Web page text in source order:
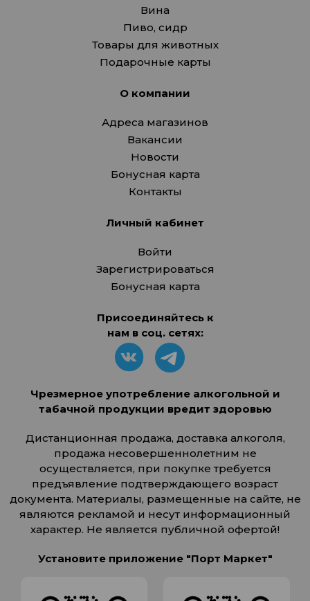
Вина
Пиво, сидр
Товары для животных
Подарочные карты
О компании
Адреса магазинов
Вакансии
Новости
Бонусная карта
Контакты
Личный кабинет
Войти
Зарегистрироваться
Бонусная карта
Присоединяйтесь к
нам в соц. сетях:
Чрезмерное употребление алкогольной и
табачной продукции вредит здоровью
Дистанционная продажа, доставка алкоголя,
продажа несовершеннолетним не
осуществляется, при покупке требуется
предъявление подтверждающего возраст
документа. Материалы, размещенные на сайте, не
являются рекламой и несут информационный
характер. Не является публичной офертой!
Установите приложение "Порт Маркет"